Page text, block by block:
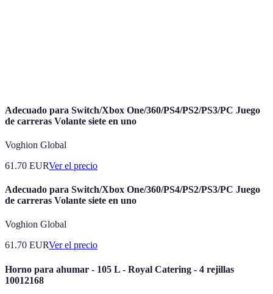
Adecuado para Switch/Xbox One/360/PS4/PS2/PS3/PC Juego
de carreras Volante siete en uno
Voghion Global
61.70 EURVer el precio
Adecuado para Switch/Xbox One/360/PS4/PS2/PS3/PC Juego
de carreras Volante siete en uno
Voghion Global
61.70 EURVer el precio
Horno para ahumar - 105 L - Royal Catering - 4 rejillas
10012168